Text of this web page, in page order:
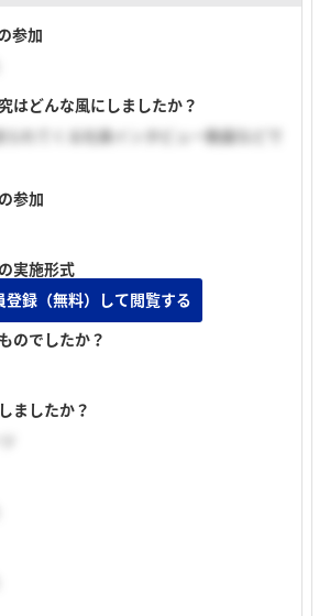
参加
はどんな風にしましたか？
れてくる社員インタビュー動画などで
参加
実施形式
しあり）
のでしたか？
ましたか？
登録（無料）して閲覧する